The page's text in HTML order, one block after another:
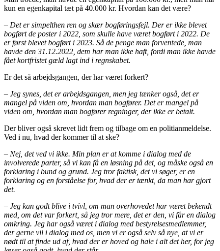
kun en egenkapital tæt på 40.000 kr. Hvordan kan det være?
– Det er simpelthen ren og skær bogføringsfejl. Der er ikke blevet
bogført de poster i 2022, som skulle have været bogført i 2022. De
er først blevet bogført i 2023. Så de penge man forventede, man
havde den 31.12.2022, dem har man ikke haft, fordi man ikke havde
fået kortfristet gæld lagt ind i regnskabet.
Er det så arbejdsgangen, der har været forkert?
– Jeg synes, det er arbejdsgangen, men jeg tænker også, det er
mangel på viden om, hvordan man bogfører. Det er mangel på
viden om, hvordan man bogfører regninger, der ikke er betalt.
Der bliver også skrevet lidt frem og tilbage om en politianmeldelse.
Ved i nu, hvad der kommer til at ske?
– Nej, det ved vi ikke. Min plan er at komme i dialog med de
involverede parter, så vi kan få en løsning på det, og måske også en
forklaring i bund og grund. Jeg tror faktisk, det vi søger, er en
forklaring og en forståelse for, hvad der er tænkt, da man har gjort
det.
– Jeg kan godt blive i tvivl, om man overhovedet har været bekendt
med, om det var forkert, så jeg tror mere, det er den, vi får en dialog
omkring. Jeg har også været i dialog med bestyrelsesmedlemmer,
der gerne vil i dialog med os, men vi er også selv så nye, at vi er
nødt til at finde ud af, hvad der er hoved og hale i alt det her, for jeg